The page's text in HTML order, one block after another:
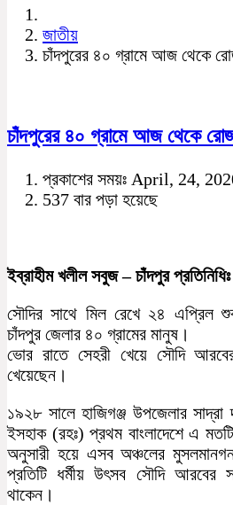
জাতীয়
চাঁদপুরের ৪০ গ্রামে আজ থেকে
চাঁদপুরের ৪০ গ্রামে আজ থেকে
প্রকাশের সময়ঃ April, 24,
537 বার পড়া হয়েছে
ইব্রাহীম খলীল সবুজ – চাঁদপুর প্রতিনিধিঃ
সৌদির সাথে মিল রেখে ২৪ এপ্রিল
চাঁদপুর জেলার ৪০ গ্রামের মানুষ।
ভোর রাতে সেহরী খেয়ে সৌদি
খেয়েছেন।
১৯২৮ সালে হাজিগঞ্জ উপজেলার সাদ্রা
ইসহাক (রহঃ) প্রথম বাংলাদেশে এ
অনুসারী হয়ে এসব অঞ্চলের মুসলমানগন
প্রতিটি ধর্মীয় উৎসব সৌদি আরবের
থাকেন।